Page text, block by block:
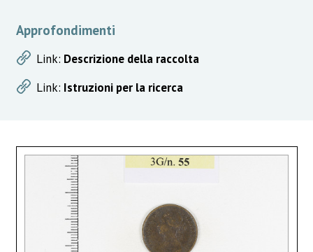
Approfondimenti
Link: Descrizione della raccolta
Link: Istruzioni per la ricerca